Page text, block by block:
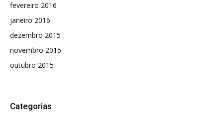
fevereiro 2016
janeiro 2016
dezembro 2015
novembro 2015
outubro 2015
Categorias